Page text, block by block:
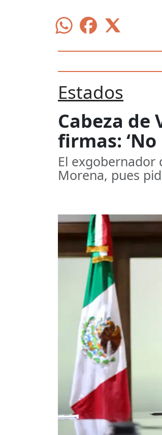
Estados
Cabeza de
firmas:
El exgobernador
Morena, pues